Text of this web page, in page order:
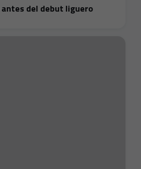
del debut liguero